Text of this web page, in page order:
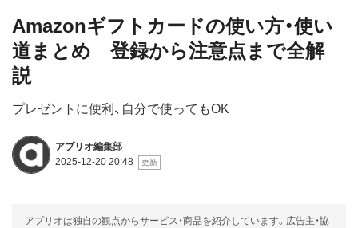
Amazonギフトカードの使い方・使い
道まとめ 登録から注意点まで全解
説
プレゼントに便利、自分で使ってもOK
アプリオ編集部
2025-12-20 20:48
アプリオは独自の観点からサービス・商品を紹介しています。広告主・協